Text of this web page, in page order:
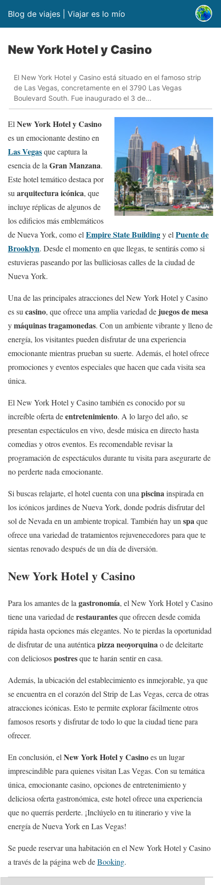
Blog de viajes | Viajar es lo mío
New York Hotel y Casino
El New York Hotel y Casino está situado en el famoso strip
de Las Vegas, concretamente en el 3790 Las Vegas
Boulevard South. Fue inaugurado el 3 de...
El New York Hotel y Casino
es un emocionante destino en
Las Vegasque captura la
esencia de la Gran Manzana.
Este hotel temático destaca por
su arquitectura icónica, que
incluye réplicas de algunos de
los edificios más emblemáticos
de Nueva York, como el Empire State Buildingy el Puente de
Brooklyn. Desde el momento en que llegas, te sentirás como si
estuvieras paseando por las bulliciosas calles de la ciudad de
Nueva York.
Una de las principales atracciones del New York Hotel y Casino
es su casino, que ofrece una amplia variedad de juegos de mesa
ymáquinas tragamonedas. Con un ambiente vibrante y lleno de
energía, los visitantes pueden disfrutar de una experiencia
emocionante mientras prueban su suerte. Además, el hotel ofrece
promociones y eventos especiales que hacen que cada visita sea
única.
El New York Hotel y Casino también es conocido por su
increíble oferta deentretenimiento. A lo largo del año, se
presentan espectáculos en vivo, desde música en directo hasta
comedias y otros eventos. Es recomendable revisar la
programación de espectáculos durante tu visita para asegurarte de
no perderte nada emocionante.
Si buscas relajarte, el hotel cuenta con una piscinainspirada en
los icónicos jardines de Nueva York, donde podrás disfrutar del
sol de Nevada en un ambiente tropical. También hay un spaque
ofrece una variedad de tratamientos rejuvenecedores para que te
sientas renovado después de un día de diversión.
New York Hotel y Casino
Para los amantes de la gastronomía, el New York Hotel y Casino
tiene una variedad derestaurantesque ofrecen desde comida
rápida hasta opciones más elegantes. No te pierdas la oportunidad
de disfrutar de una auténtica pizza neoyorquina o de deleitarte
con deliciosospostresque te harán sentir en casa.
Además, la ubicación del establecimiento es inmejorable, ya que
se encuentra en el corazón del Strip de Las Vegas, cerca de otras
atracciones icónicas. Esto te permite explorar fácilmente otros
famosos resorts y disfrutar de todo lo que la ciudad tiene para
ofrecer.
En conclusión, el New York Hotel y Casinoes un lugar
imprescindible para quienes visitan Las Vegas. Con su temática
única, emocionante casino, opciones de entretenimiento y
deliciosa oferta gastronómica, este hotel ofrece una experiencia
que no querrás perderte. ¡Inclúyelo en tu itinerario y vive la
energía de Nueva York en Las Vegas!
Se puede reservar una habitación en el New York Hotel y Casino
a través de la página web deBooking.